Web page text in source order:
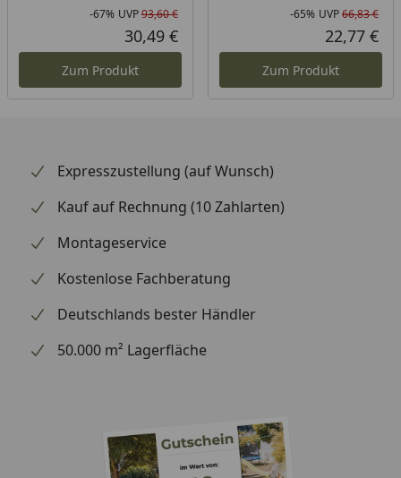
Rabatt in Prozent
-67%
Ursprünglicher Preis
UVP93,60 €
Aktueller Preis
30,49 €
Zum Produkt
-65% UVP66,83 €
22,77 €
Zum Produkt
Expresszustellung (auf Wunsch)
Kauf auf Rechnung (10 Zahlarten)
Montageservice
Kostenlose Fachberatung
Deutschlands bester Händler
50.000 m² Lagerfläche